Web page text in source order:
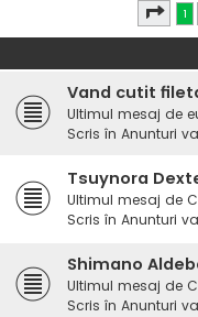
1
Vand cutit
Ultimul mesaj de
Scris în Anunturi
Tsuynora
Ultimul mesaj de
Scris în Anunturi
Shimano
Ultimul mesaj de
Scris în Anunturi